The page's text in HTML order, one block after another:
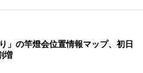
」の竿燈会位置情報マップ、初日
増